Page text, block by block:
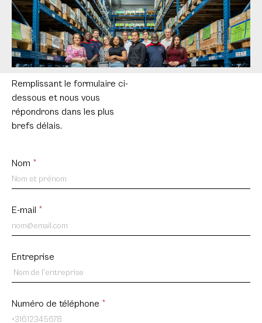
Remplissant le formulaire ci-
dessous et nous vous
répondrons dans les plus
brefs délais.
Contact
us
FR
Nom *
E-mail *
Entreprise
Numéro de téléphone *